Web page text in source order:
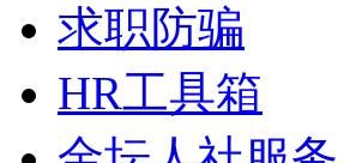
求职防骗
HR工具箱